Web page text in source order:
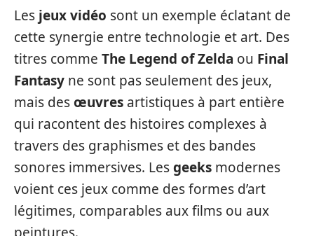
Les jeux vidéo sont un exemple éclatant de
cette synergie entre technologie et art. Des
titres comme The Legend of Zelda ou Final
Fantasy ne sont pas seulement des jeux,
mais desœuvres artistiques à part entière
qui racontent des histoires complexes à
travers des graphismes et des bandes
sonores immersives. Lesgeeks modernes
voient ces jeux comme des formes d’art
légitimes, comparables aux films ou aux